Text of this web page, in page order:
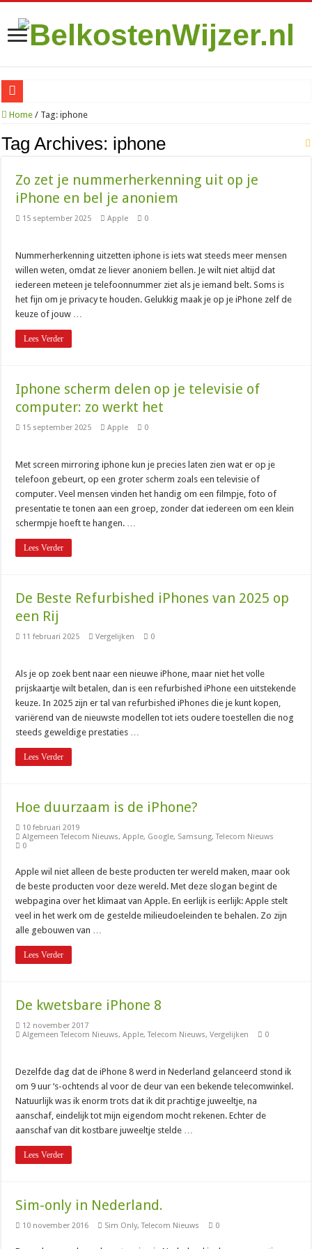
Zo vind je de goedkoopste Sim Only met onbeperkt internet in 2026
Is het de moeite waard om te betalen voor een VPN op je iPhone?
010: alles over het bekende netnummer en de stad Rotterdam
085 nummer: wat is het en waar komt het vandaan?
06 nummer zoeken: zo kom je erachter wie er belde
085 888 nummer: wat is het en wat moet je ermee?
0900 8844: het niet-spoednummer van de politie uitgelegd
+31 20 808 56 06: waarom belt dit nummer en wat moet je doen?
0900 nummer kosten: wat betaal je en hoe zit het precies?
085 nummer kosten: wat betaal je per maand?
0900 9292: het telefoonnummer voor reisinfo in het ov
Is 088 gratis? Wat je betaalt voor een 088-nummer
070 2079487: wat is dit nummer en wie zit erachter?
06:06 op je klok: wat betekent dit engelengetal?
0900-1884: het klantenservicenummer van Ziggo
088 722 66 00: de alarmlijn van Rabobank bij fraude
Hoe schrijf je een 06-nummer: de juiste notatie uitgelegd
Oude telefoon inleveren: waarom dat goed is voor je portemonnee en het milieu
Goedkoper bellen en toch een nieuwe MacBook in huis halen
Home / Tag:iphone
Tag Archives: iphone
Zo zet je nummerherkenning uit op je
iPhone en bel je anoniem
15 september 2025 Apple 0
Nummerherkenning uitzetten iphone is iets wat steeds meer mensen
willen weten, omdat ze liever anoniem bellen. Je wilt niet altijd dat
iedereen meteen je telefoonnummer ziet als je iemand belt. Soms is
het fijn om je privacy te houden. Gelukkig maak je op je iPhone zelf de
keuze of jouw …
Lees Verder
Iphone scherm delen op je televisie of
computer: zo werkt het
15 september 2025 Apple 0
Met screen mirroring iphone kun je precies laten zien wat er op je
telefoon gebeurt, op een groter scherm zoals een televisie of
computer. Veel mensen vinden het handig om een filmpje, foto of
presentatie te tonen aan een groep, zonder dat iedereen om een klein
schermpje hoeft te hangen. …
Lees Verder
De Beste Refurbished iPhones van 2025 op
een Rij
11 februari 2025 Vergelijken 0
Als je op zoek bent naar een nieuwe iPhone, maar niet het volle
prijskaartje wilt betalen, dan is een refurbished iPhone een uitstekende
keuze. In 2025 zijn er tal van refurbished iPhones die je kunt kopen,
variërend van de nieuwste modellen tot iets oudere toestellen die nog
steeds geweldige prestaties …
Lees Verder
Hoe duurzaam is de iPhone?
10 februari 2019
Algemeen Telecom Nieuws,Apple, Google, Samsung,Telecom Nieuws
0
Apple wil niet alleen de beste producten ter wereld maken, maar ook
de beste producten voor deze wereld. Met deze slogan begint de
webpagina over het klimaat van Apple. En eerlijk is eerlijk: Apple stelt
veel in het werk om de gestelde milieudoeleinden te behalen. Zo zijn
alle gebouwen van …
Lees Verder
De kwetsbare iPhone 8
12 november 2017
Algemeen Telecom Nieuws,Apple,Telecom Nieuws,Vergelijken 0
Dezelfde dag dat de iPhone 8 werd in Nederland gelanceerd stond ik
om 9 uur ‘s-ochtends al voor de deur van een bekende telecomwinkel.
Natuurlijk was ik enorm trots dat ik dit prachtige juweeltje, na
aanschaf, eindelijk tot mijn eigendom mocht rekenen. Echter de
aanschaf van dit kostbare juweeltje stelde …
Lees Verder
Sim-only in Nederland.
10 november 2016 Sim Only,Telecom Nieuws 0